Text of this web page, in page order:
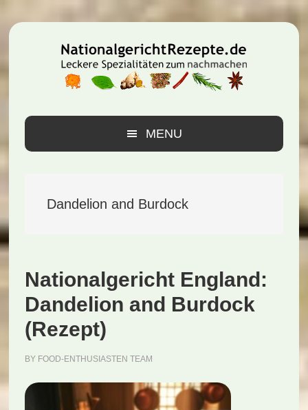
Hauptnavigation
Inhalt
Seitenspalte
MENU
Dandelion and Burdock
Nationalgericht England:
Dandelion and Burdock
(Rezept)
BY FOOD-ENTHUSIASTEN TEAM